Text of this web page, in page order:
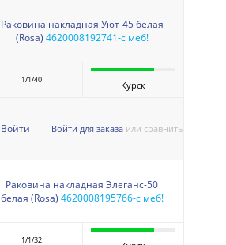
Раковина накладная Уют-45 белая
(Rosa) 4620008192741-с меб!
1/1/40 Курск
Войти Войти для заказа или сравнить
Раковина накладная Элеганс-50
белая (Rosa) 4620008195766-с меб!
1/1/32